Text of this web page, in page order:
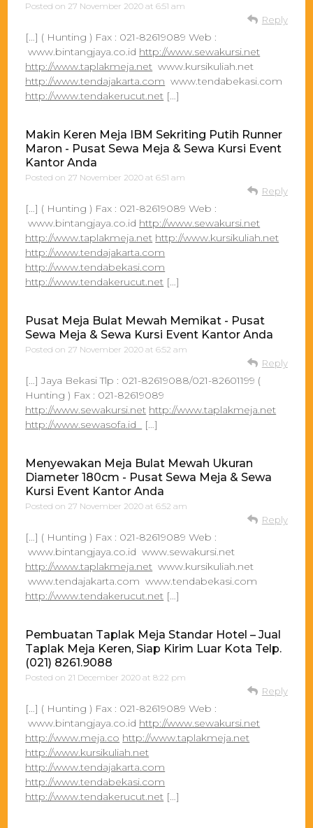
Posted on 27 November 2020 at 6:51 am
Reply
[…] ( Hunting ) Fax : 021-82619089 Web :
www.bintangjaya.co.id http://www.sewakursi.net
http://www.taplakmeja.net www.kursikuliah.net
http://www.tendajakarta.com www.tendabekasi.com
http://www.tendakerucut.net […]
Makin Keren Meja IBM Sekriting Putih Runner
Maron - Pusat Sewa Meja & Sewa Kursi Event
Kantor Anda
Posted on 27 November 2020 at 6:51 am
Reply
[…] ( Hunting ) Fax : 021-82619089 Web :
www.bintangjaya.co.id http://www.sewakursi.net
http://www.taplakmeja.net http://www.kursikuliah.net
http://www.tendajakarta.com
http://www.tendabekasi.com
http://www.tendakerucut.net […]
Pusat Meja Bulat Mewah Memikat - Pusat
Sewa Meja & Sewa Kursi Event Kantor Anda
Posted on 27 November 2020 at 6:52 am
Reply
[…] Jaya Bekasi Tlp : 021-82619088/021-82601199 (
Hunting ) Fax : 021-82619089
http://www.sewakursi.net http://www.taplakmeja.net
http://www.sewasofa.id
[…]
Menyewakan Meja Bulat Mewah Ukuran
Diameter 180cm - Pusat Sewa Meja & Sewa
Kursi Event Kantor Anda
Posted on 27 November 2020 at 6:52 am
Reply
[…] ( Hunting ) Fax : 021-82619089 Web :
www.bintangjaya.co.id www.sewakursi.net
http://www.taplakmeja.net www.kursikuliah.net
www.tendajakarta.com www.tendabekasi.com
http://www.tendakerucut.net […]
Pembuatan Taplak Meja Standar Hotel – Jual
Taplak Meja Keren, Siap Kirim Luar Kota Telp.
(021) 8261.9088
Posted on 21 December 2020 at 8:22 pm
Reply
[…] ( Hunting ) Fax : 021-82619089 Web :
www.bintangjaya.co.id http://www.sewakursi.net
http://www.meja.co http://www.taplakmeja.net
http://www.kursikuliah.net
http://www.tendajakarta.com
http://www.tendabekasi.com
http://www.tendakerucut.net […]